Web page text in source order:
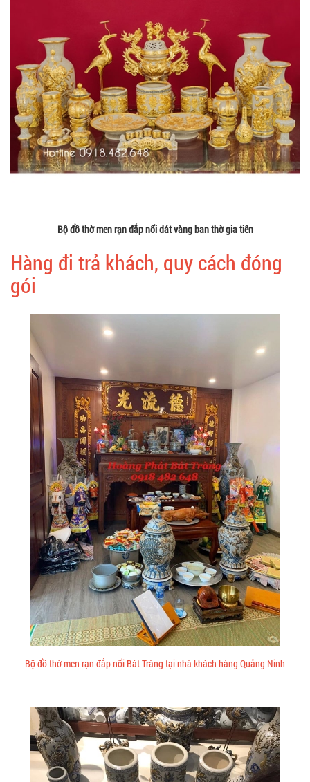
Bộ đồ thờ men rạn đắp nổi dát vàng ban thờ gia tiên
Hàng đi trả khách, quy cách đóng
gói
Bộ đồ thờ men rạn đắp nổi Bát Tràng tại nhà khách hàng Quảng Ninh